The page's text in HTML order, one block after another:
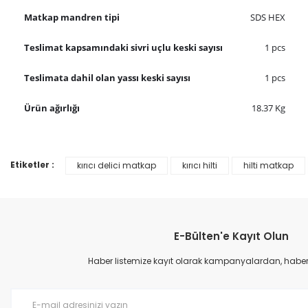
Matkap mandren tipi SDS HEX
Teslimat kapsamındaki sivri uçlu keski sayısı 1 pcs
Teslimata dahil olan yassı keski sayısı 1 pcs
Ürün ağırlığı 18.37 Kg
Bu ürünün fiyat bilgisi, resim, ürün açıklamalarında ve diğer
Ürün açıklamasında eksik bilgiler bulunuyor.
Ürün bilgilerinde hatalar bulunuyor.
Etiketler : kırıcı delici matkap kırıcı hilti hilti matkap
E-Bülten'e Kayıt Olun
Haber listemize kayıt olarak kampanyalardan,